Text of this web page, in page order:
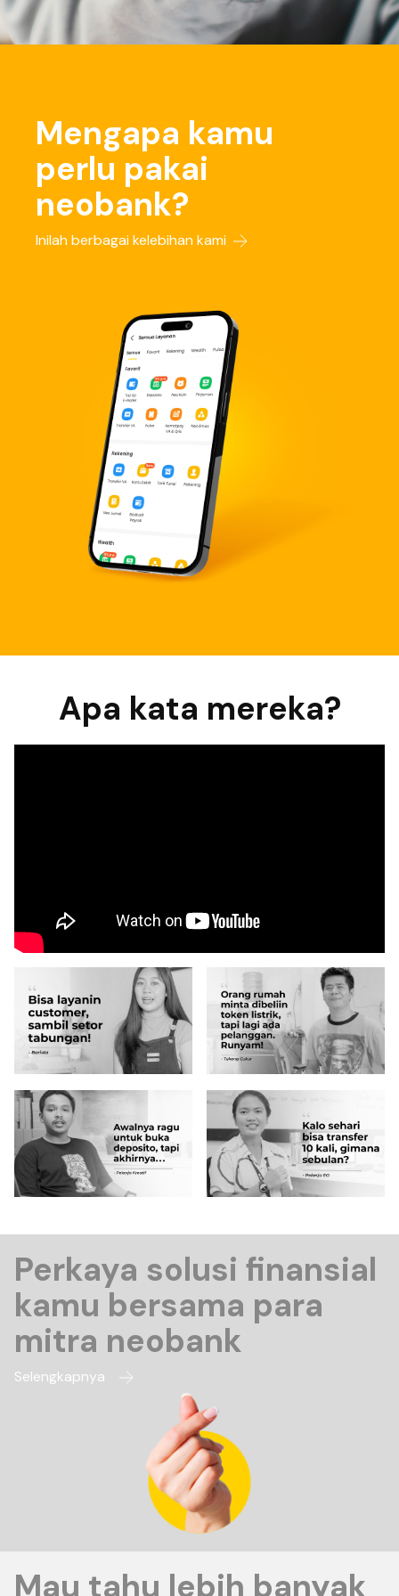
Mengapa kamu
perlu pakai
neobank?
Inilah berbagai kelebihan kami
Apa kata mereka?
Perkaya solusi finansial
kamu bersama para
mitra neobank
Selengkapnya
Mau tahu lebih banyak